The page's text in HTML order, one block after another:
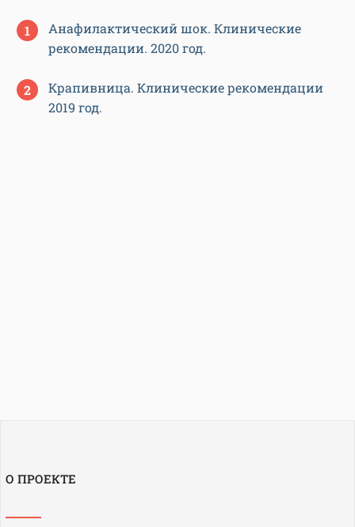
Анафилактический шок. Клинические
рекомендации. 2020 год.
Крапивница. Клинические рекомендации
2019 год.
О ПРОЕКТЕ